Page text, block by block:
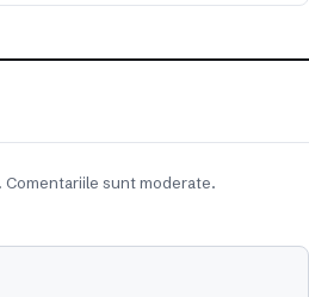
Comentariile sunt moderate.